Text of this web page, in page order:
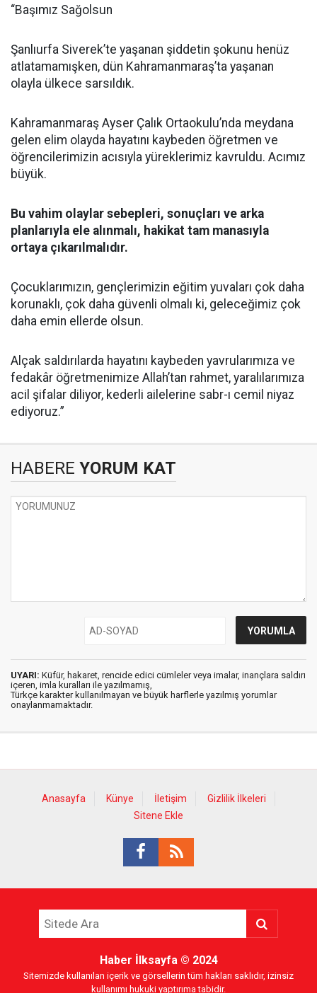
“Başımız Sağolsun
Şanlıurfa Siverek’te yaşanan şiddetin şokunu henüz
atlatamamışken, dün Kahramanmaraş’ta yaşanan
olayla ülkece sarsıldık.
Kahramanmaraş Ayser Çalık Ortaokulu’nda meydana
gelen elim olayda hayatını kaybeden öğretmen ve
öğrencilerimizin acısıyla yüreklerimiz kavruldu. Acımız
büyük.
Bu vahim olaylar sebepleri, sonuçları ve arka
planlarıyla ele alınmalı, hakikat tam manasıyla
ortaya çıkarılmalıdır.
Çocuklarımızın, gençlerimizin eğitim yuvaları çok daha
korunaklı, çok daha güvenli olmalı ki, geleceğimiz çok
daha emin ellerde olsun.
Alçak saldırılarda hayatını kaybeden yavrularımıza ve
fedakâr öğretmenimize Allah’tan rahmet, yaralılarımıza
acil şifalar diliyor, kederli ailelerine sabr-ı cemil niyaz
ediyoruz.”
HABERE YORUM KAT
UYARI: Küfür, hakaret, rencide edici cümleler veya imalar, inançlara saldırı
içeren, imla kuralları ile yazılmamış,
Türkçe karakter kullanılmayan ve büyük harflerle yazılmış yorumlar
onaylanmamaktadır.
Anasayfa Künye İletişim
Gizlilik İlkeleri
Sitene Ekle
Haber İlksayfa© 2024
Sitemizde kullanılan içerik ve görsellerin tüm hakları saklıdır, izinsiz
kullanımı hukuki yaptırıma tabidir.